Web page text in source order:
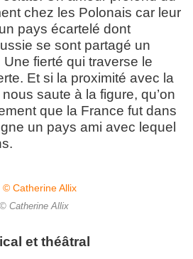
chez les Polonais car leur
pays écartelé dont
se sont partagé un
fierté qui traverse le
Et si la proximité avec la
saute à la figure, qu’on
que la France fut dans
un pays ami avec lequel
© Catherine Allix
et théâtral